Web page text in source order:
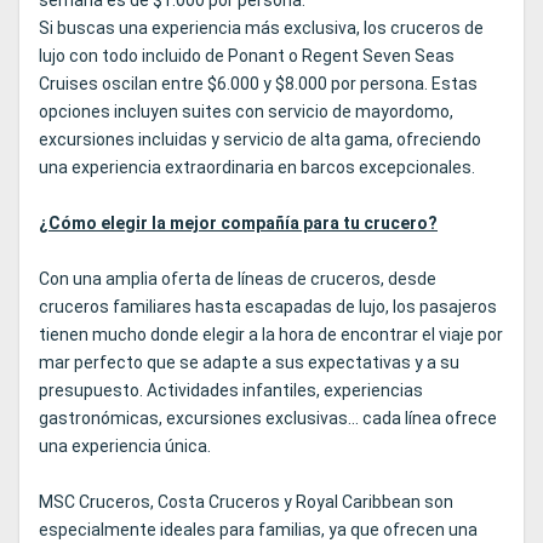
Si buscas una experiencia más exclusiva, los cruceros de
lujo con todo incluido de Ponant o Regent Seven Seas
Cruises oscilan entre $6.000 y $8.000 por persona. Estas
opciones incluyen suites con servicio de mayordomo,
excursiones incluidas y servicio de alta gama, ofreciendo
una experiencia extraordinaria en barcos excepcionales.
¿Cómo elegir la mejor compañía para tu crucero?
Con una amplia oferta de líneas de cruceros, desde
cruceros familiares hasta escapadas de lujo, los pasajeros
tienen mucho donde elegir a la hora de encontrar el viaje por
mar perfecto que se adapte a sus expectativas y a su
presupuesto. Actividades infantiles, experiencias
gastronómicas, excursiones exclusivas... cada línea ofrece
una experiencia única.
MSC Cruceros, Costa Cruceros y Royal Caribbean son
especialmente ideales para familias, ya que ofrecen una